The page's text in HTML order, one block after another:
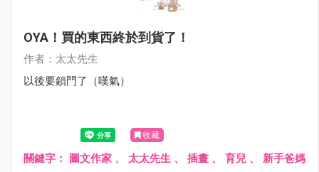
OYA！買的東西終於到貨了！
作者：太太先生
以後要鎖門了（嘆氣）
收藏
關鍵字： 圖文作家 、 太太先生 、 插畫 、 育兒 、 新手爸媽